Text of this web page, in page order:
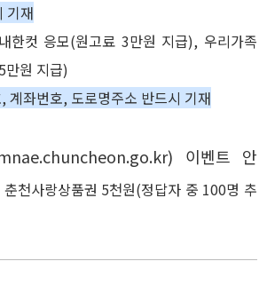
기재
한컷 응모(원고료 3만원 지급), 우리가족
만원 지급)
계좌번호, 도로명주소 반드시 기재
이벤트 안
천사랑상품권 5천원(정답자 중 100명 추